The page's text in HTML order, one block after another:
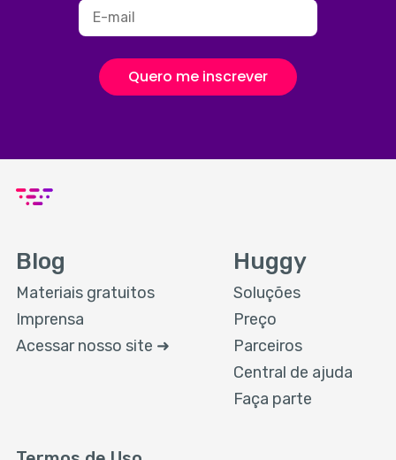
Quero me inscrever
Blog
Materiais gratuitos
Imprensa
Acessar nosso site ➜
Huggy
Soluções
Preço
Parceiros
Central de ajuda
Faça parte